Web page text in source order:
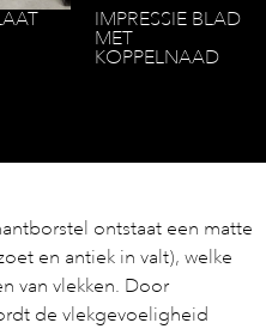
IMPRESSIE BLAD
MET
KOPPELNAAD
ontstaat een matte
en antiek in valt), welke
van vlekken. Door
de vlekgevoeligheid